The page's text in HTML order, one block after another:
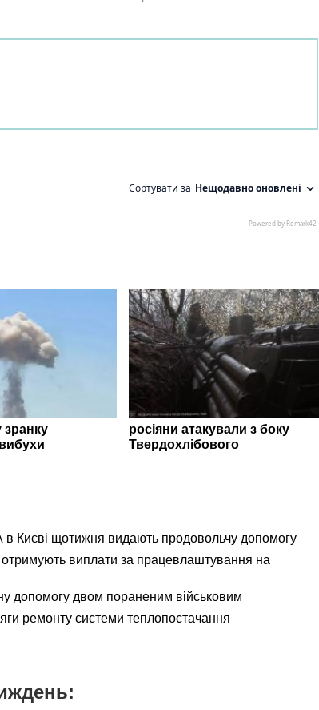
зранку
росіяни атакували з боку
Твердохлібового
в Києві щотижня видають продовольчу допомогу
виплати за працевлаштування на
допомогу двом пораненим військовим
ремонту системи теплопостачання